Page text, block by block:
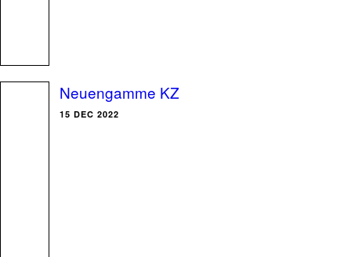
Neuengamme KZ
15 DEC 2022